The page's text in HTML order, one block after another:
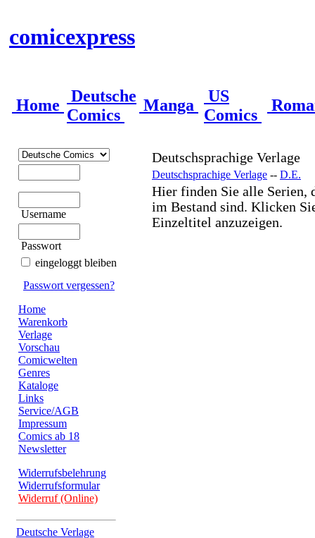
comicexpress
Home
Deutsche
Comics
Manga
US
Comics
Username
Passwort
eingeloggt bleiben
Passwort vergessen?
Home
Warenkorb
Verlage
Vorschau
Comicwelten
Genres
Kataloge
Links
Service/AGB
Impressum
Comics ab 18
Newsletter
Widerrufsbelehrung
Widerrufsformular
Widerruf (Online)
Deutsche Verlage
Deutschsprachige Verlage
Deutschsprachige Verlage -- D.E.
Hier finden Sie alle Serien,
im Bestand sind. Klicken
Einzeltitel anzuzeigen.